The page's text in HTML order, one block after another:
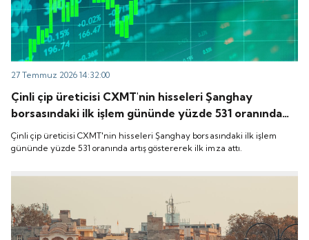
27 Temmuz 2026 14:32:00
Çinli çip üreticisi CXMT'nin hisseleri Şanghay
borsasındaki ilk işlem gününde yüzde 531 oranında
artış göstererek ilk imza attı.
Çinli çip üreticisi CXMT'nin hisseleri Şanghay borsasındaki ilk işlem
gününde yüzde 531 oranında artış göstererek ilk imza attı.